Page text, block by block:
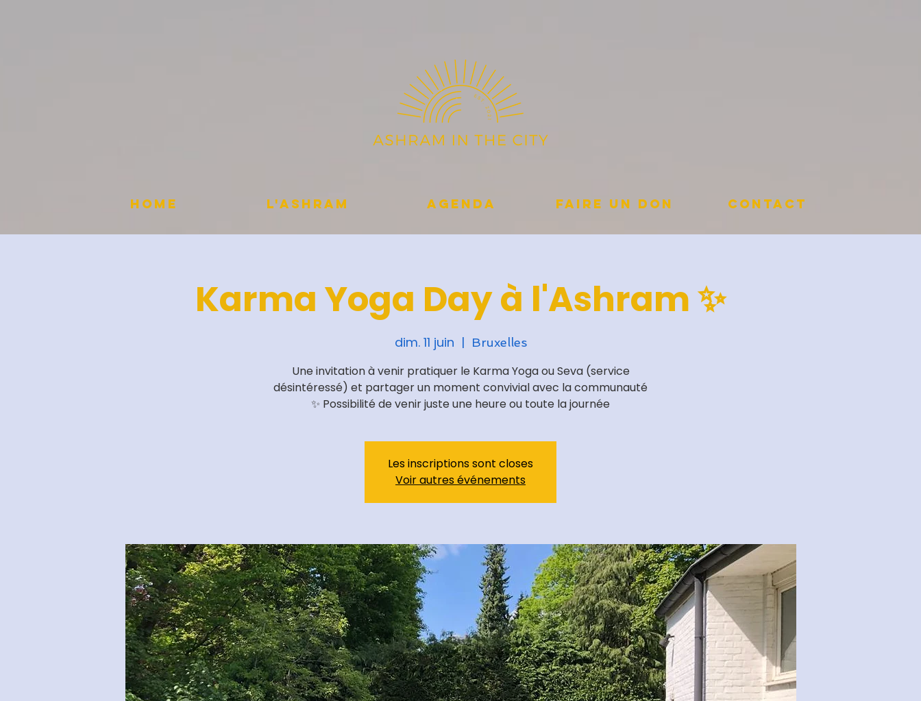
HOME L'Ashram Agenda Faire un don Contact
Karma Yoga Day à l'Ashram ✨
dim. 11 juin
  |
Bruxelles
Une invitation à venir pratiquer le Karma Yoga ou Seva (service
désintéressé) et partager un moment convivial avec la communauté
✨ Possibilité de venir juste une heure ou toute la journée
Les inscriptions sont closes
Voir autres événements